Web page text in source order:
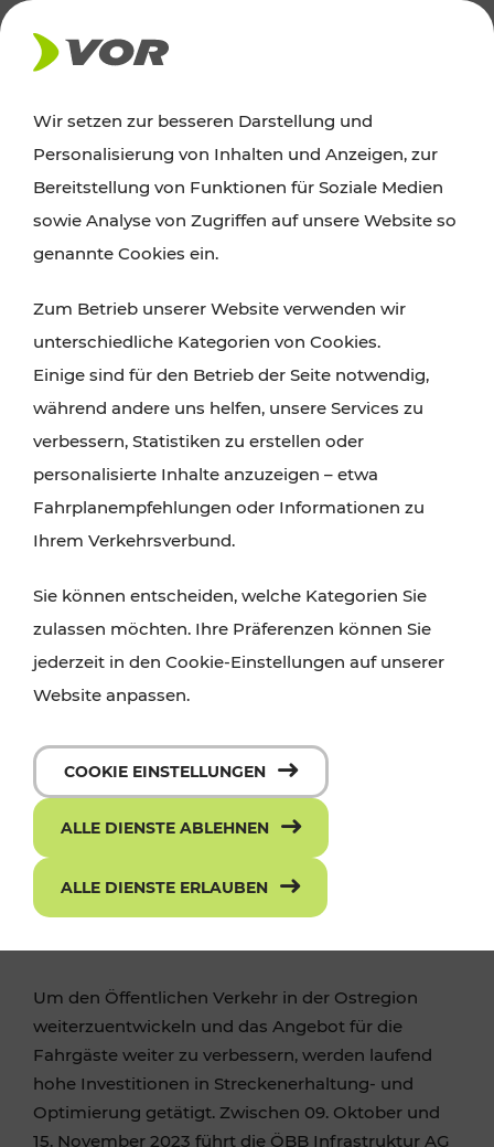
NEWS
05.10.2023
Bauarbeiten auf der Marchegger
Ostbahn
Zwischen 9. Oktober und 15. November
verkehren keine Züge im Abschnitt
Marchegg – Schönfeld-Lassee, ein
Schienenersatzverkehr (SEV) wird
Um den Öffentlichen Verkehr in der Ostregion
weiterzuentwickeln und das Angebot für die
Fahrgäste weiter zu verbessern, werden laufend
hohe Investitionen in Streckenerhaltung- und
Optimierung getätigt. Zwischen 09. Oktober und
15. November 2023 führt die ÖBB Infrastruktur AG
Wir setzen zur besseren Darstellung und
Personalisierung von Inhalten und Anzeigen, zur
Bereitstellung von Funktionen für Soziale Medien
sowie Analyse von Zugriffen auf unsere Website so
genannte Cookies ein.
Zum Betrieb unserer Website verwenden wir
unterschiedliche Kategorien von Cookies.
Einige sind für den Betrieb der Seite notwendig,
während andere uns helfen, unsere Services zu
verbessern, Statistiken zu erstellen oder
personalisierte Inhalte anzuzeigen – etwa
Fahrplanempfehlungen oder Informationen zu
Ihrem Verkehrsverbund.
Sie können entscheiden, welche Kategorien Sie
zulassen möchten. Ihre Präferenzen können Sie
jederzeit in den Cookie-Einstellungen auf unserer
Website anpassen.
COOKIE EINSTELLUNGEN
ALLE DIENSTE ABLEHNEN
ALLE DIENSTE ERLAUBEN